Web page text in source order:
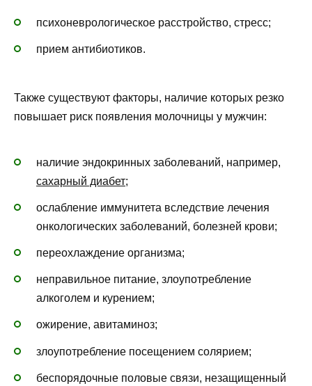
психоневрологическое расстройство, стресс;
прием антибиотиков.
Также существуют факторы, наличие которых резко
повышает риск появления молочницы у мужчин:
наличие эндокринных заболеваний, например,
сахарный диабет;
ослабление иммунитета вследствие лечения
онкологических заболеваний, болезней крови;
переохлаждение организма;
неправильное питание, злоупотребление
алкоголем и курением;
ожирение, авитаминоз;
злоупотребление посещением солярием;
беспорядочные половые связи, незащищенный